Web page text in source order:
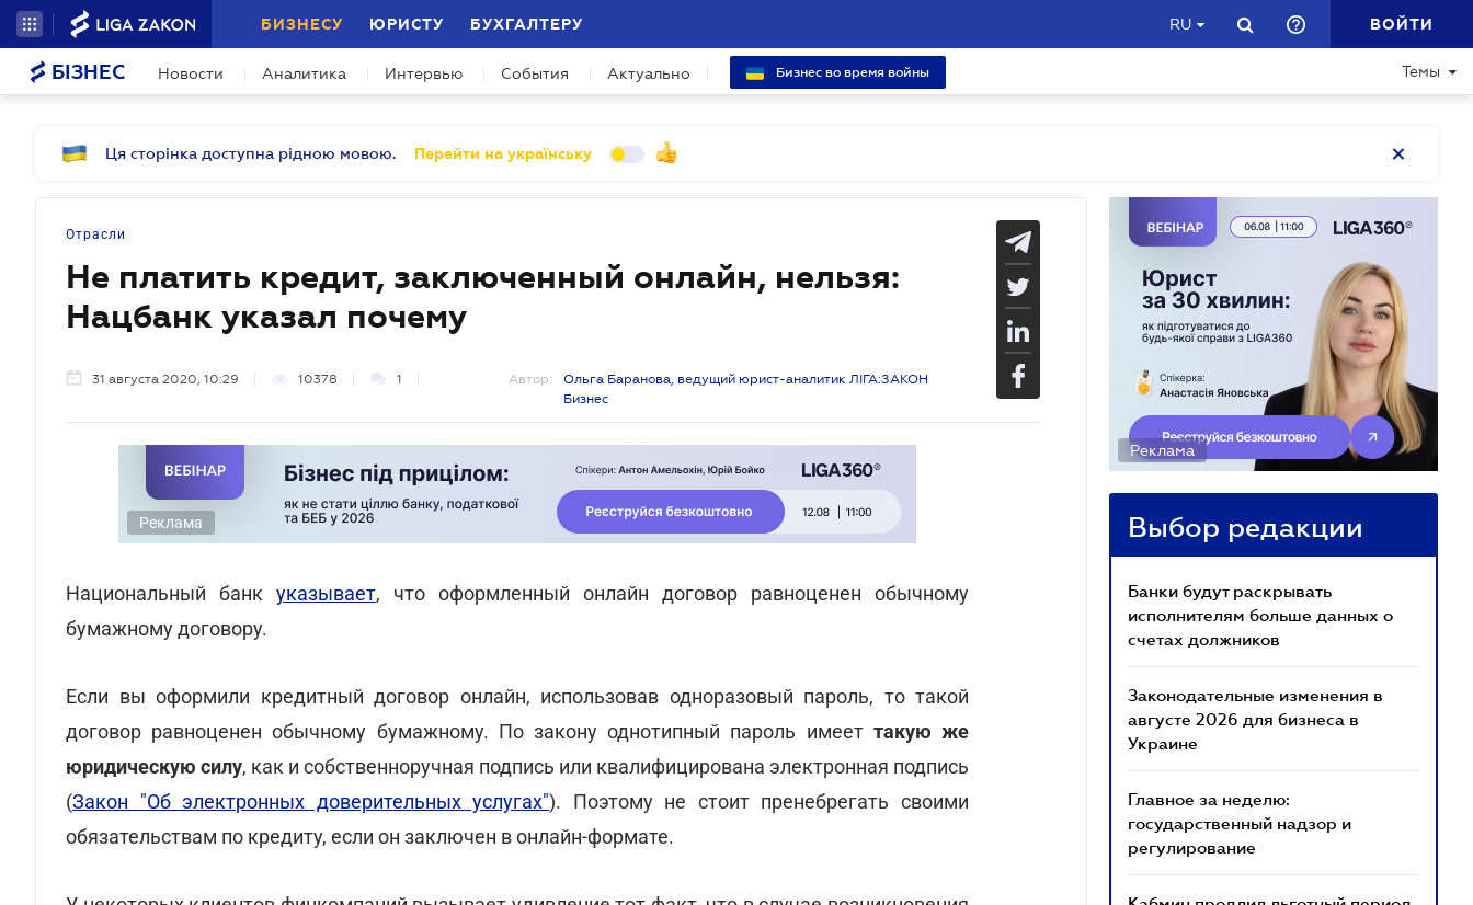
БИЗНЕСУ ЮРИСТУ БУХГАЛТЕРУ RU ВОЙТИ
БІЗНЕС Новости Аналитика Интервью События Актуально Бизнес во время войны Темы
Ця сторінка доступна рідною мовою. Перейти на українську
Отрасли
Не платить кредит, заключенный онлайн, нельзя:
Нацбанк указал почему
31 августа 2020, 10:29 10378 1 Автор:
Ольга Баранова, ведущий юрист-аналитик ЛІГА:ЗАКОН
Бизнес
Реклама
Национальный банк указывает, что оформленный онлайн договор равноценен обычному
бумажному договору.
Если вы оформили кредитный договор онлайн, использовав одноразовый пароль, то такой
договор равноценен обычному бумажному. По закону однотипный пароль имеет такую же
юридическую силу, как и собственноручная подпись или квалифицирована электронная подпись
(Закон "Об электронных доверительных услугах"). Поэтому не стоит пренебрегать своими
обязательствам по кредиту, если он заключен в онлайн-формате.
Реклама
Выбор редакции
Банки будут раскрывать
исполнителям больше данных о
счетах должников
Законодательные изменения в
августе 2026 для бизнеса в
Украине
Главное за неделю:
государственный надзор и
регулирование